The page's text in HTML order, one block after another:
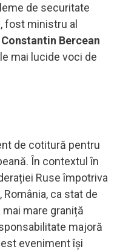
de securitate
, fost ministru al
Bercean
mai lucide voci de
de cotitură pentru
În contextul în
Ruse împotriva
România, ca stat de
mai mare graniță
majoră
eveniment își